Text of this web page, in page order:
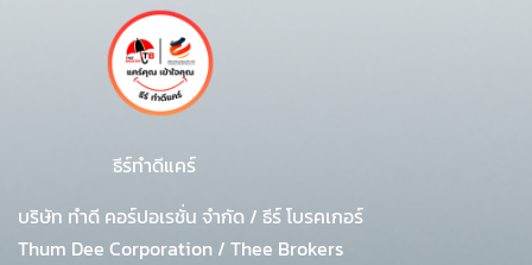
ธีร์ทำดีแคร์
บริษัท ทำดี คอร์ปอเรชั่น จำกัด / ธีร์ โบรคเกอร์
Thum Dee Corporation / Thee Brokers